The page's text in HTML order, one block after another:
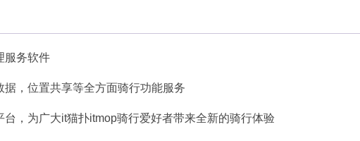
服务软件
，位置共享等全方面骑行功能服务
，为广大it猫扑itmop骑行爱好者带来全新的骑行体验